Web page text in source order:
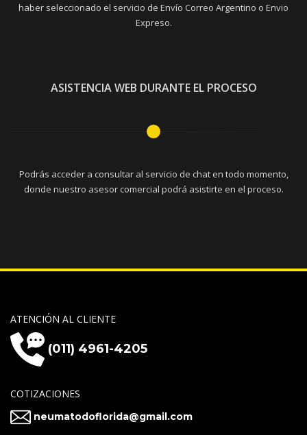
haber seleccionado el servicio de Envío Correo Argentino o Envio
Expreso.
ASISTENCIA WEB DURANTE EL PROCESO
Podrás acceder a consultar al servicio de chat en todo momento,
donde nuestro asesor comercial podrá asistirte en el proceso.
ATENCIÓN AL CLIENTE
(011) 4961-4205
COTIZACIONES
neumatodoflorida@gmail.com